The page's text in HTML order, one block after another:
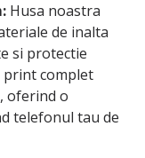
Husa noastra
de inalta
si protectie
print complet
oferind o
telefonul tau de